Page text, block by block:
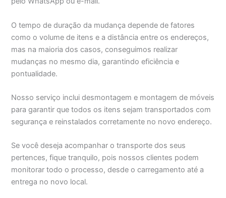
O tempo de duração da mudança depende de fatores
como o volume de itens e a distância entre os endereços,
mas na maioria dos casos, conseguimos realizar
mudanças no mesmo dia, garantindo eficiência e
pontualidade.
Nosso serviço inclui desmontagem e montagem de móveis
para garantir que todos os itens sejam transportados com
segurança e reinstalados corretamente no novo endereço.
Se você deseja acompanhar o transporte dos seus
pertences, fique tranquilo, pois nossos clientes podem
monitorar todo o processo, desde o carregamento até a
entrega no novo local.